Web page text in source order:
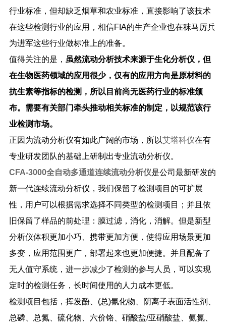
行业标准，但却缺乏烟草和农业标准，直接影响了该技术
在这些检测行业的应用，相信FIA的生产企业也在秣马厉兵
为进军这些行业做标准上的准备。
值得关注的是， 虽然流动分析技术来源于生化分析仪，但
在生物医药领域的应用很少，仅有的应用方向是原材料的
抗生素等指标的检测，所以目前尚无医药行业的标准颁
布。需要有关部门牵头推动相关标准的制定，以规范该行
业检测市场。
正因为流动分析仪有如此广阔的市场，所以艾塔科仪在有
专业研发团队的基础上研制出专业流动分析仪。
CFA-3000全自动多通道连续流动分析仪是公司最新研发的
新一代连续流动分析仪，我们保留了检測项目的可扩展
性，用户可以根据需求选择不同类型的检测项目；并且依
旧保留了样品的前处理：膜过滤，消化，消解。但是新型
分析仪体积更加小巧、携带更加方便，使得应用场景更加
多变，应用范围更广，部署起来也更加便捷。并且配备了
无人值守系统，进一步减少了检测的参与人员，可以实现
定时的检测任务，长时间使用的人力成本更低。
检测项目包括，挥发酚、 (总)氰化物、阴离子表面活性剂、
总磷、总氮、硫化物、六价铬、硝酸盐/亚硝酸盐、氨氮、